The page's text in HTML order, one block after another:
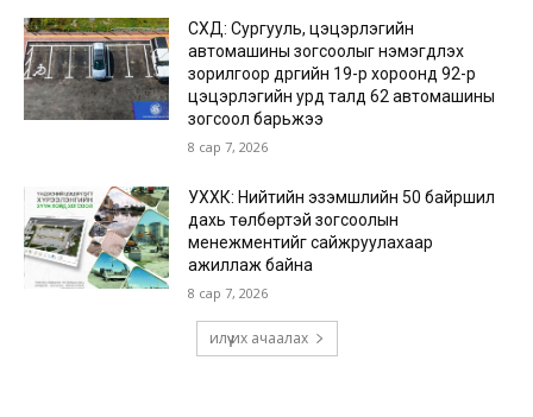
СХД: Сургууль, цэцэрлэгийн
автомашины зогсоолыг нэмэгдүүлэх
зорилгоор дүүргийн 19-р хороонд 92-р
цэцэрлэгийн урд талд 62 автомашины
зогсоол барьжээ
8 сар 7, 2026
УХХК: Нийтийн эзэмшлийн 50 байршил
дахь төлбөртэй зогсоолын
менежментийг сайжруулахаар
ажиллаж байна
8 сар 7, 2026
илүү их ачаалах